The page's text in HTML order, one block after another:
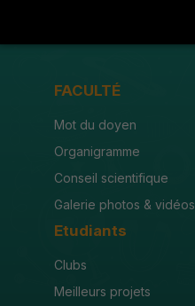
FACULTÉ
Mot du doyen
Organigramme
Conseil scientifique
Galerie photos & vidéos
Etudiants
Clubs
Meilleurs projets